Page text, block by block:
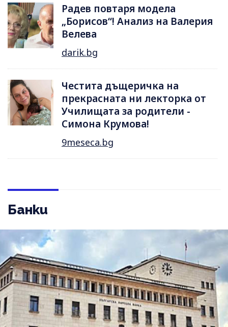
Радев повтаря модела
„Борисов“! Анализ на Валерия
Велева
darik.bg
Честита дъщеричка на
прекрасната ни лекторка от
Училищата за родители -
Симона Крумова!
9meseca.bg
Банки